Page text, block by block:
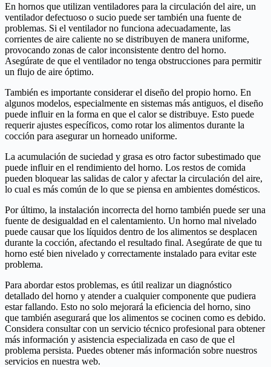
En hornos que utilizan ventiladores para la circulación del aire, un
ventilador defectuoso o sucio puede ser también una fuente de
problemas. Si el ventilador no funciona adecuadamente, las
corrientes de aire caliente no se distribuyen de manera uniforme,
provocando zonas de calor inconsistente dentro del horno.
Asegúrate de que el ventilador no tenga obstrucciones para permitir
un flujo de aire óptimo.
También es importante considerar el diseño del propio horno. En
algunos modelos, especialmente en sistemas más antiguos, el diseño
puede influir en la forma en que el calor se distribuye. Esto puede
requerir ajustes específicos, como rotar los alimentos durante la
cocción para asegurar un horneado uniforme.
La acumulación de suciedad y grasa es otro factor subestimado que
puede influir en el rendimiento del horno. Los restos de comida
pueden bloquear las salidas de calor y afectar la circulación del aire,
lo cual es más común de lo que se piensa en ambientes domésticos.
Por último, la instalación incorrecta del horno también puede ser una
fuente de desigualdad en el calentamiento. Un horno mal nivelado
puede causar que los líquidos dentro de los alimentos se desplacen
durante la cocción, afectando el resultado final. Asegúrate de que tu
horno esté bien nivelado y correctamente instalado para evitar este
problema.
Para abordar estos problemas, es útil realizar un diagnóstico
detallado del horno y atender a cualquier componente que pudiera
estar fallando. Esto no solo mejorará la eficiencia del horno, sino
que también asegurará que los alimentos se cocinen como es debido.
Considera consultar con un servicio técnico profesional para obtener
más información y asistencia especializada en caso de que el
problema persista. Puedes obtener más información sobre nuestros
servicios en nuestra web.